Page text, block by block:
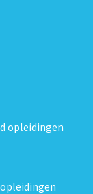
opleidingen